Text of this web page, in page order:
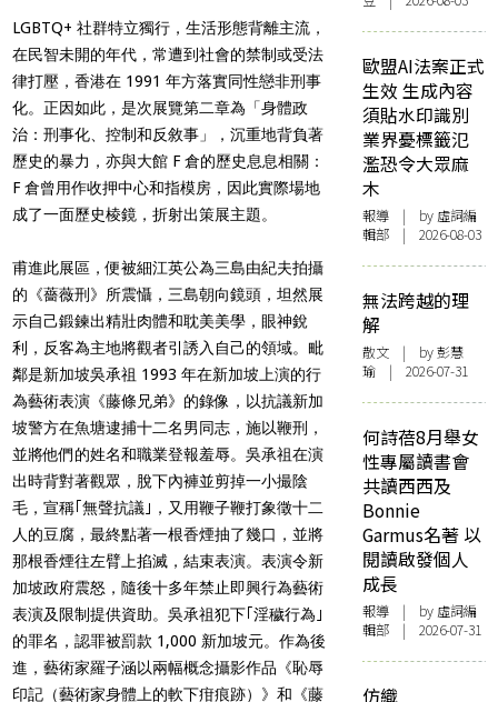
LGBTQ+ 社群特立獨行，生活形態背離主流，
在民智未開的年代，常遭到社會的禁制或受法
律打壓，香港在 1991 年方落實同性戀非刑事
化。正因如此，是次展覽第二章為「身體政
治：刑事化、控制和反敘事」，沉重地背負著
歷史的暴力，亦與大館 F 倉的歷史息息相關：
F 倉曾用作收押中心和指模房，因此實際場地
成了一面歷史棱鏡，折射出策展主題。
甫進此展區，便被細江英公為三島由紀夫拍攝
的《薔薇刑》所震懾，三島朝向鏡頭，坦然展
示自己鍛鍊出精壯肉體和耽美美學，眼神銳
利，反客為主地將觀者引誘入自己的領域。毗
鄰是新加坡吳承祖 1993 年在新加坡上演的行
為藝術表演《藤條兄弟》的錄像，以抗議新加
坡警方在魚塘逮捕十二名男同志，施以鞭刑，
並將他們的姓名和職業登報羞辱。吳承祖在演
出時背對著觀眾，脫下內褲並剪掉一小撮陰
毛，宣稱｢無聲抗議｣，又用鞭子鞭打象徵十二
人的豆腐，最終點著一根香煙抽了幾口，並將
那根香煙往左臂上掐滅，結束表演。表演令新
加坡政府震怒，隨後十多年禁止即興行為藝術
表演及限制提供資助。吳承祖犯下｢淫穢行為｣
的罪名，認罪被罰款 1,000 新加坡元。作為後
進，藝術家羅子涵以兩幅概念攝影作品《恥辱
印記（藝術家身體上的軟下疳痕跡）》和《藤
歐盟AI法案正式
生效 生成內容
須貼水印識別
業界憂標籤氾
濫恐令大眾麻
木
報導 | by 虛詞編
輯部 | 2026-08-03
無法跨越的理
解
散文 | by 彭慧
瑜 | 2026-07-31
何詩蓓8月舉女
性專屬讀書會
共讀西西及
Bonnie
Garmus名著 以
閱讀啟發個人
成長
報導 | by 虛詞編
輯部 | 2026-07-31
仿織